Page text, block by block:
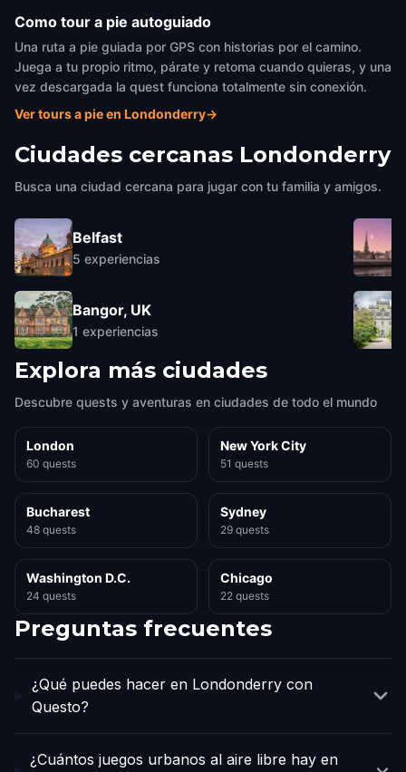
Como tour a pie autoguiado
Una ruta a pie guiada por GPS con historias por el camino.
Juega a tu propio ritmo, párate y retoma cuando quieras, y una
vez descargada la quest funciona totalmente sin conexión.
Ver tours a pie en Londonderry→
Ciudades cercanas Londonderry
Busca una ciudad cercana para jugar con tu familia y amigos.
Belfast
5 experiencias
Bangor, UK
1 experiencias
Explora más ciudades
Descubre quests y aventuras en ciudades de todo el mundo
London
60 quests
New York City
51 quests
Bucharest
48 quests
Sydney
29 quests
Washington D.C.
24 quests
Chicago
22 quests
Preguntas frecuentes
¿Qué puedes hacer en Londonderry con
Questo?
¿Cuántos juegos urbanos al aire libre hay en